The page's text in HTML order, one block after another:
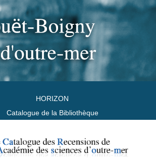
HORIZON
Catalogue de la Bibliothèque